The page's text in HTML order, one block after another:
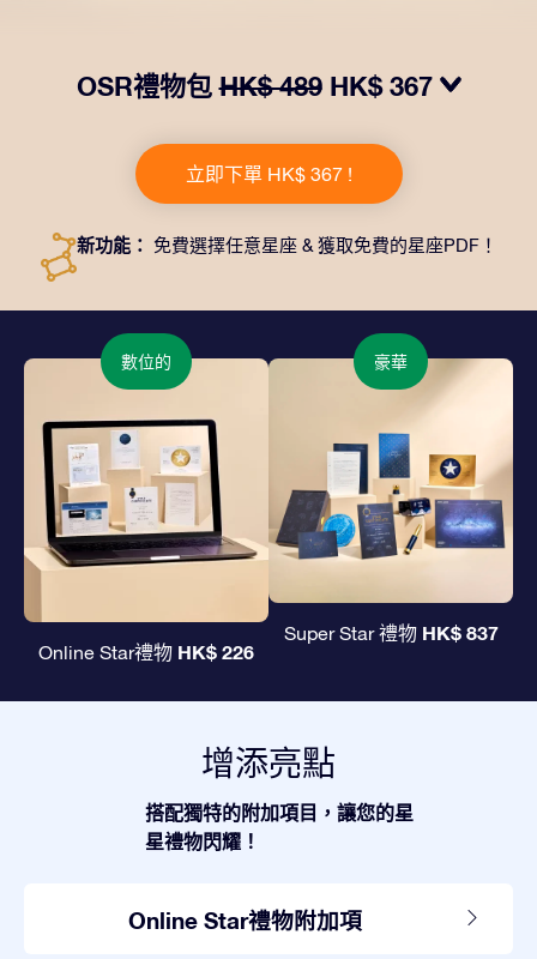
OSR禮物包HK$ 489 HK$ 367
一個精美的信封、寄往您的收貨地址的個性化文檔、電子
文件以及免費應用程序。這是一種向親友贈送永恒禮物的
神奇方式。
立即下單 HK$ 367 !
新功能： 免費選擇任意星座 & 獲取免費的星座PDF！
數位的
Online Star禮物 HK$ 226
豪華
Super Star 禮物 HK$ 837
增添亮點
搭配獨特的附加項目，讓您的星
星禮物閃耀！
Online Star禮物附加項